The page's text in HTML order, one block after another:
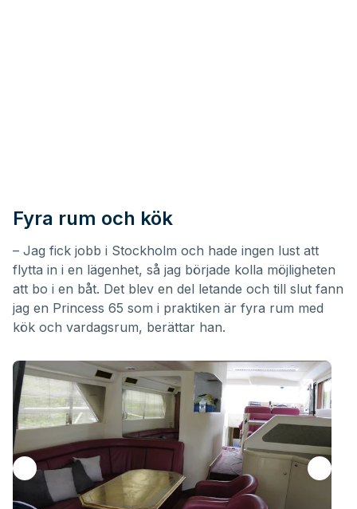
Fyra rum och kök
– Jag fick jobb i Stockholm och hade ingen lust att
flytta in i en lägenhet, så jag började kolla möjligheten
att bo i en båt. Det blev en del letande och till slut fann
jag en Princess 65 som i praktiken är fyra rum med
kök och vardagsrum, berättar han.